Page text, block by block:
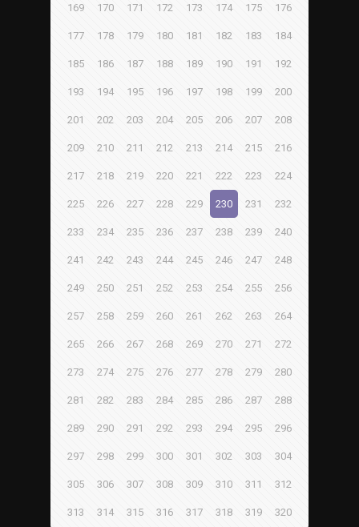
169 170 171 172 173 174 175 176
177 178 179 180 181 182 183 184
185 186 187 188 189 190 191 192
193 194 195 196 197 198 199 200
201 202 203 204 205 206 207 208
209 210 211 212 213 214 215 216
217 218 219 220 221 222 223 224
225 226 227 228 229 230 231 232
233 234 235 236 237 238 239 240
241 242 243 244 245 246 247 248
249 250 251 252 253 254 255 256
257 258 259 260 261 262 263 264
265 266 267 268 269 270 271 272
273 274 275 276 277 278 279 280
281 282 283 284 285 286 287 288
289 290 291 292 293 294 295 296
297 298 299 300 301 302 303 304
305 306 307 308 309 310 311 312
313 314 315 316 317 318 319 320